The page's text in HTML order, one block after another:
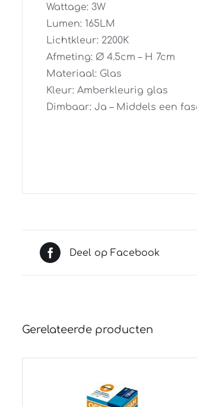
Wattage: 3W
Lumen: 165LM
Lichtkleur: 2200K
Afmeting: Ø 4.5cm – H 7cm
Materiaal: Glas
Kleur: Amberkleurig glas
Dimbaar: Ja – Middels een
Deel op Facebook
Gerelateerde producten